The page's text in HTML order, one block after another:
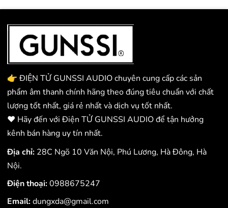
👉 ĐIỆN TỬ GUNSSI AUDIO chuyên cung cấp các sản
phẩm âm thanh chính hãng theo đúng tiêu chuẩn với chất
lượng tốt nhất, giá rẻ nhất và dịch vụ tốt nhất.
❤️ Hãy đến với Điện TỬ GUNSSI AUDIO để tận hưởng
kênh bán hàng uy tín nhất.
Địa chỉ: 28C Ngõ 10 Văn Nội, Phú Lương, Hà Đông, Hà
Nội.
Điện thoại:0988675247
Email:dungxda@gmail.com